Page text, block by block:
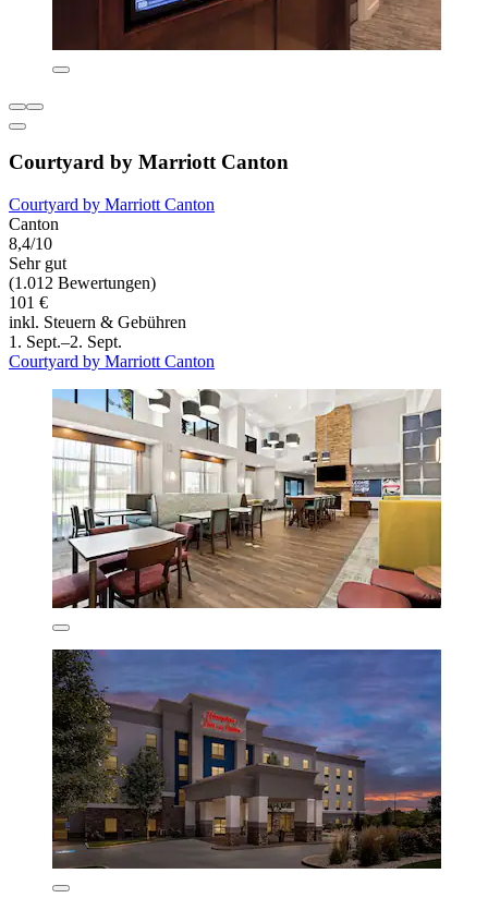
Courtyard by Marriott Canton
Courtyard by Marriott Canton
Canton
8,4/10
Sehr gut
(1.012 Bewertungen)
101 €
inkl. Steuern & Gebühren
1. Sept.–2. Sept.
Courtyard by Marriott Canton